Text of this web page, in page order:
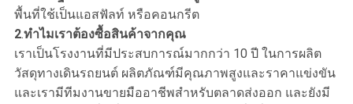
พื้นที่ใช้เป็นแอสฟัลท์ หรือคอนกรีต
2.ทําไมเราต้องซื้อสินค้าจากคุณ
เราเป็นโรงงานที่มีประสบการณ์มากกว่า 10 ปี ในการผลิต
วัสดุทางเดินรถยนต์ ผลิตภัณฑ์มีคุณภาพสูงและราคาแข่งขัน
และเรามีทีมงานขายมืออาชีพสําหรับตลาดส่งออก และยังมี